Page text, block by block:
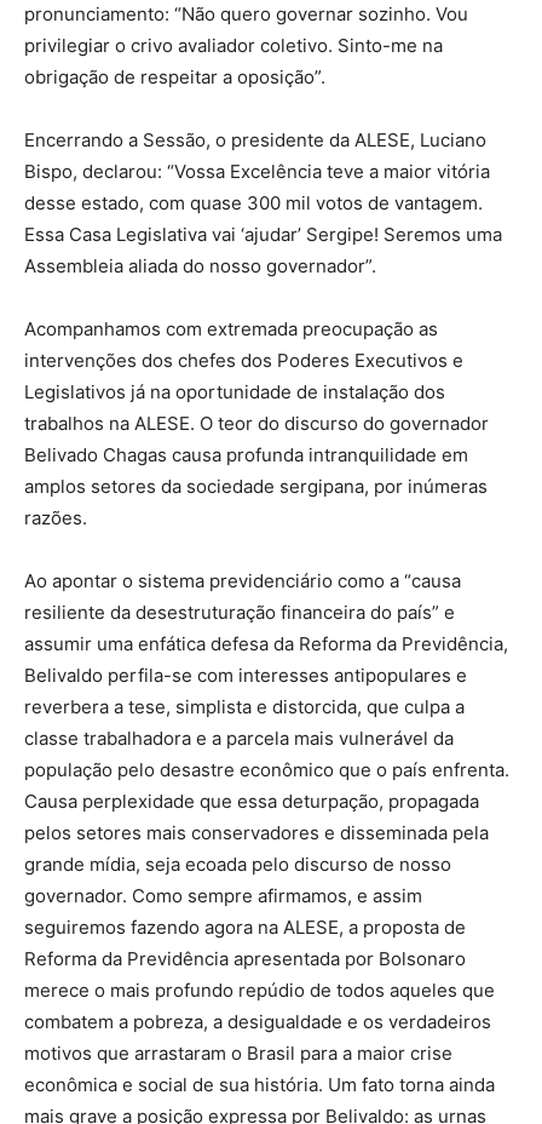
pronunciamento: “Não quero governar sozinho. Vou
privilegiar o crivo avaliador coletivo. Sinto-me na
obrigação de respeitar a oposição”.
Encerrando a Sessão, o presidente da ALESE, Luciano
Bispo, declarou: “Vossa Excelência teve a maior vitória
desse estado, com quase 300 mil votos de vantagem.
Essa Casa Legislativa vai ‘ajudar’ Sergipe! Seremos uma
Assembleia aliada do nosso governador”.
Acompanhamos com extremada preocupação as
intervenções dos chefes dos Poderes Executivos e
Legislativos já na oportunidade de instalação dos
trabalhos na ALESE. O teor do discurso do governador
Belivado Chagas causa profunda intranquilidade em
amplos setores da sociedade sergipana, por inúmeras
razões.
Ao apontar o sistema previdenciário como a “causa
resiliente da desestruturação financeira do país” e
assumir uma enfática defesa da Reforma da Previdência,
Belivaldo perfila-se com interesses antipopulares e
reverbera a tese, simplista e distorcida, que culpa a
classe trabalhadora e a parcela mais vulnerável da
população pelo desastre econômico que o país enfrenta.
Causa perplexidade que essa deturpação, propagada
pelos setores mais conservadores e disseminada pela
grande mídia, seja ecoada pelo discurso de nosso
governador. Como sempre afirmamos, e assim
seguiremos fazendo agora na ALESE, a proposta de
Reforma da Previdência apresentada por Bolsonaro
merece o mais profundo repúdio de todos aqueles que
combatem a pobreza, a desigualdade e os verdadeiros
motivos que arrastaram o Brasil para a maior crise
econômica e social de sua história. Um fato torna ainda
mais grave a posição expressa por Belivaldo: as urnas